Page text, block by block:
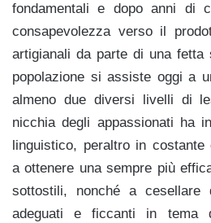
fondamentali e dopo anni di
consapevolezza verso il
artigianali da parte di una fetta
popolazione si assiste oggi a
almeno due diversi livelli di
nicchia degli appassionati ha
linguistico, peraltro in
a ottenere una sempre più
sottostili, nonché a cesellare
adeguati e ficcanti in tema